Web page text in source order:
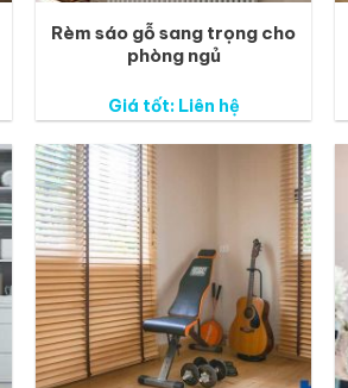
Rèm sáo gỗ sang trọng cho
phòng ngủ
Giá tốt: Liên hệ